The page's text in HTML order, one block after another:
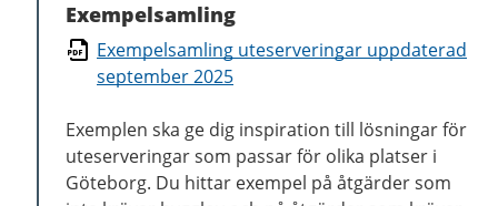
Exempelsamling
Exempelsamling uteserveringar uppdaterad
september 2025
Exemplen ska ge dig inspiration till lösningar för
uteserveringar som passar för olika platser i
Göteborg. Du hittar exempel på åtgärder som